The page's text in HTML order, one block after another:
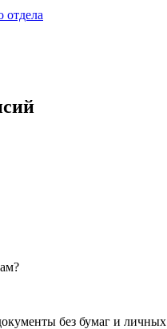
отдела
без бумаг и личных